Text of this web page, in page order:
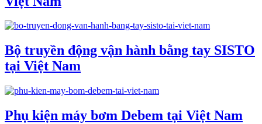
Bộ truyền động vận hành bằng tay SISTO
tại Việt Nam
Phụ kiện máy bơm Debem tại Việt Nam